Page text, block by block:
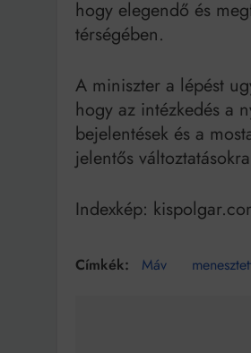
hogy elegendő és
térségében.
A miniszter a lépést
hogy az intézkedés a
bejelentések és a
jelentős
Indexkép:
Máv